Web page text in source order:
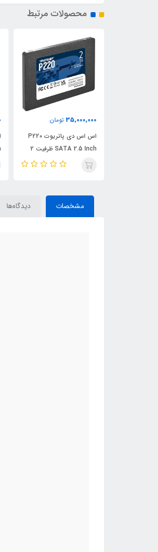
محصولات مرتبط
20,000,000 تومان
اس اس دی پاتریوت P220
SATA 2.5 Inch ظرفیت 512
گیگابایت
مشخصات دیدگاه‌ها